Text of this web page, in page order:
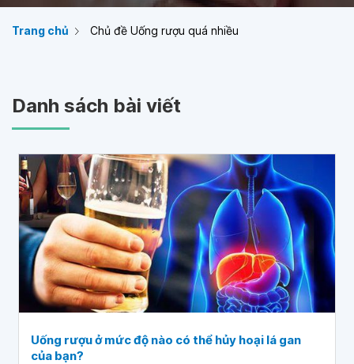
Trang chủ Chủ đề Uống rượu quá nhiều
Danh sách bài viết
Uống rượu ở mức độ nào có thể hủy hoại lá gan
của bạn?